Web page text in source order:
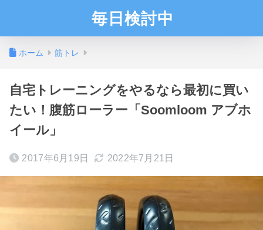
毎日検討中
ホーム 筋トレ
自宅トレーニングをやるなら最初に買い
たい！腹筋ローラー「Soomloom アブホ
イール」
2017年6月19日 2022年7月21日